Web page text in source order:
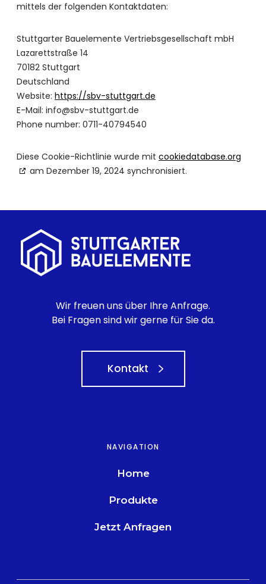
mittels der folgenden Kontaktdaten:
Stuttgarter Bauelemente Vertriebsgesellschaft mbH
Lazarettstraße 14
70182 Stuttgart
Deutschland
Website: https://sbv-stuttgart.de
E-Mail: info@sbv-stuttgart.de
Phone number: 0711-40794540
Diese Cookie-Richtlinie wurde mit cookiedatabase.org
am Dezember 19, 2024 synchronisiert.
Wir freuen uns über Ihre Anfrage.
Bei Fragen sind wir gerne für Sie da.
Kontakt
NAVIGATION
Home
Produkte
Jetzt Anfragen